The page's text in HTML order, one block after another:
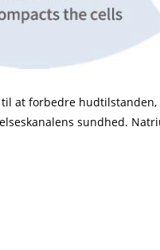
at forbedre
sundhed.